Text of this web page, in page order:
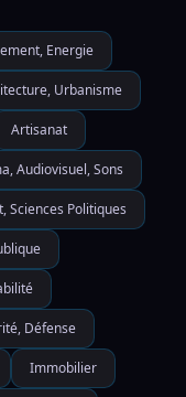
Energie
Urbanisme
Artisanat
Audiovisuel, Sons
Sciences Politiques
Défense
Immobilier